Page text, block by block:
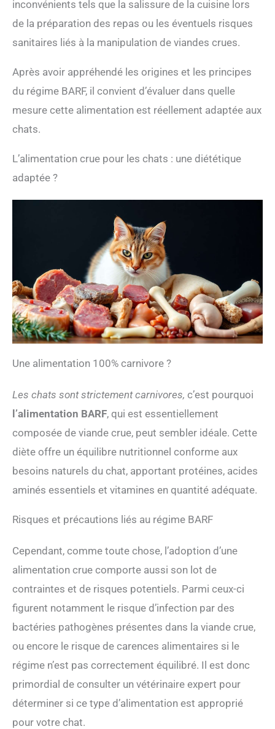
inconvénients tels que la salissure de la cuisine lors
de la préparation des repas ou les éventuels risques
sanitaires liés à la manipulation de viandes crues.
Après avoir appréhendé les origines et les principes
du régime BARF, il convient d’évaluer dans quelle
mesure cette alimentation est réellement adaptée aux
chats.
L’alimentation crue pour les chats : une diététique
adaptée ?
Une alimentation 100% carnivore ?
Les chats sont strictement carnivores, c’est pourquoi
l’alimentation BARF, qui est essentiellement
composée de viande crue, peut sembler idéale. Cette
diète offre un équilibre nutritionnel conforme aux
besoins naturels du chat, apportant protéines, acides
aminés essentiels et vitamines en quantité adéquate.
Risques et précautions liés au régime BARF
Cependant, comme toute chose, l’adoption d’une
alimentation crue comporte aussi son lot de
contraintes et de risques potentiels. Parmi ceux-ci
figurent notamment le risque d’infection par des
bactéries pathogènes présentes dans la viande crue,
ou encore le risque de carences alimentaires si le
régime n’est pas correctement équilibré. Il est donc
primordial de consulter un vétérinaire expert pour
déterminer si ce type d’alimentation est approprié
pour votre chat.